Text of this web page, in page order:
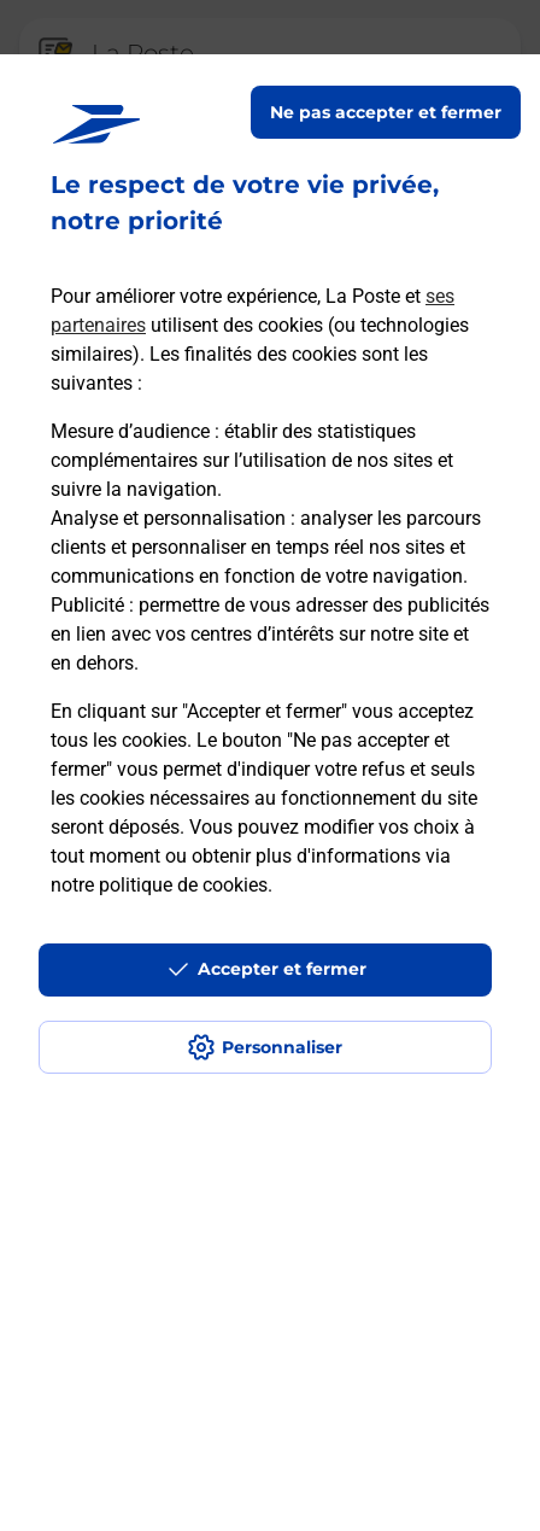
Le respect de votre vie privée,
notre priorité
Pour améliorer votre expérience, La Poste et ses
partenaires utilisent des cookies (ou technologies
similaires). Les finalités des cookies sont les
suivantes :
Mesure d’audience : établir des statistiques
complémentaires sur l’utilisation de nos sites et
suivre la navigation.
Analyse et personnalisation : analyser les parcours
clients et personnaliser en temps réel nos sites et
communications en fonction de votre navigation.
Publicité : permettre de vous adresser des publicités
en lien avec vos centres d’intérêts sur notre site et
en dehors.
En cliquant sur "Accepter et fermer" vous acceptez
tous les cookies. Le bouton "Ne pas accepter et
fermer" vous permet d'indiquer votre refus et seuls
les cookies nécessaires au fonctionnement du site
seront déposés. Vous pouvez modifier vos choix à
tout moment ou obtenir plus d'informations via
notre politique de cookies.
Personnaliser
Ne pas accepter et fermer
Accepter et fermer
La Poste
En savoir plus
Recherchez un autre point de contact
Quel réseau utilise La Poste Mobile ?
Est-ce que je peux garder mon
numéro de mobile gratuitement ?
Est-ce que je peux bénéficier de la 5G
avec La Poste Mobile ?
Est-ce que je peux utiliser mon forfait
à l’étranger avec La Poste Mobile ?
Est-ce que je peux payer mon iPhone
en plusieurs fois avec La Poste Mobile
Est-ce que je peux assurer mon
iPhone ?